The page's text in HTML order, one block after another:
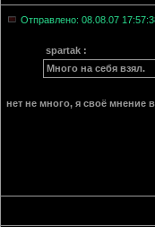
Отправлено: 08.08.07
spartak :
Много на себя взял.
нет не много, я своё мнение